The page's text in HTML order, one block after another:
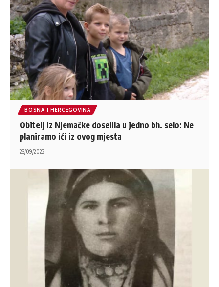
BOSNA I HERCEGOVINA
Obitelj iz Njemačke doselila u jedno bh. selo: Ne
planiramo ići iz ovog mjesta
23/09/2022